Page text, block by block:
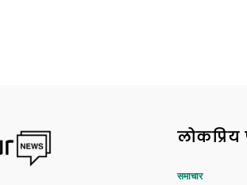
लोकप्रिय
समाचार